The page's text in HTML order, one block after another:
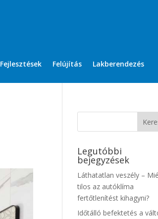
Fejlesztések Felújítás Lakberendezés
Legutóbbi
bejegyzések
Láthatatlan veszély –
tilos az autóklíma
fertőtlenítést kihagyni?
Időtálló befektetés a